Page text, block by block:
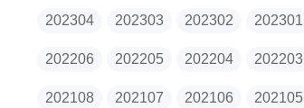
202304 202303 202302 202301
202206 202205 202204 202203
202108 202107 202106 202105